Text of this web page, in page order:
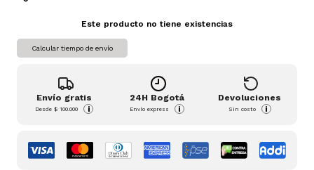
Este producto no tiene existencias
Calcular tiempo de envío
Envío gratis
Desde$ 100.000 i
24H Bogotá
Envío express i
Devoluciones
Sin costo i